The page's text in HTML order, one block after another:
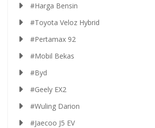
#Harga Bensin
#Toyota Veloz Hybrid
#Pertamax 92
#Mobil Bekas
#Byd
#Geely EX2
#Wuling Darion
#Jaecoo J5 EV